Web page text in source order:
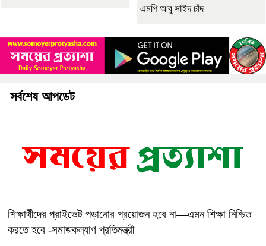
এমপি আবু সাইদ চাঁদ
সর্বশেষ আপডেট
শিক্ষার্থীদের প্রাইভেট পড়ানোর প্রয়োজন হবে না—এমন শিক্ষা নিশ্চিত
করতে হবে -সমাজকল্যাণ প্রতিমন্ত্রী